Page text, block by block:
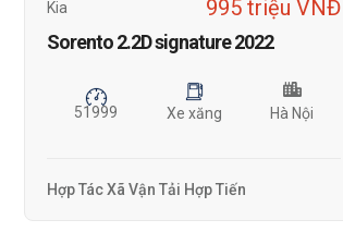
Kia 995 triệu VNĐ
Sorento 2.2D signature 2022
51999 Xe xăng Hà Nội
Hợp Tác Xã Vận Tải Hợp Tiến